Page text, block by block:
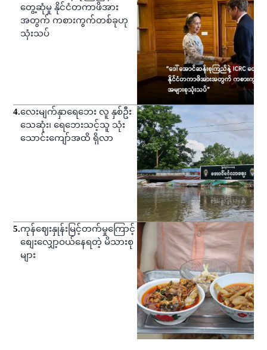
တွေ့ဆုံမှု နိုင်ငံတကာဖိအား
အတွက် ကစားကွက်တစ်ခုဟု
သုံးသပ်
4.လေးမျက်နှာရေဘေး လူ နှစ်ဦး
သေဆုံး၊ ရေဘေးသင့်သူ သုံး
သောင်းကျော်အထိ ရှိလာ
5.ကုန်ဈေးနှုန်းမြင့်တက်မှုကြောင့်
စျေးလျှော့ဝယ်နေရတဲ့ မိသားစု
များ